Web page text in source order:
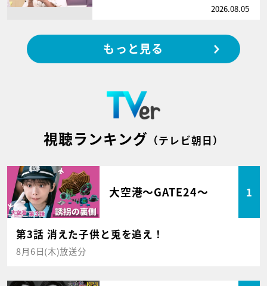
2026.08.05
もっと見る
視聴ランキング （テレビ朝日）
大空港～GATE24～ 1
第3話 消えた子供と兎を追え！
8月6日(木)放送分